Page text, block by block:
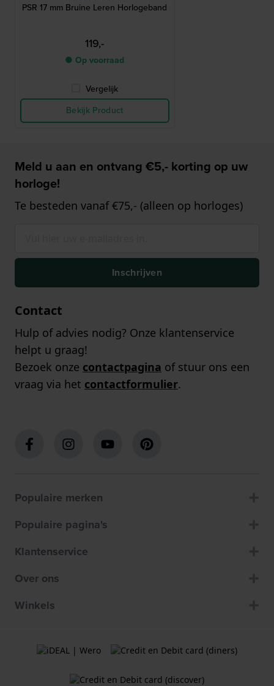
PSR 17 mm Bruine Leren Horlogeband
119,-
● Op voorraad
Vergelijk
Bekijk Product
Meld u aan en ontvang €5,- korting op uw
horloge!
Te besteden vanaf €75,- (alleen op horloges)
Inschrijven
Contact
Hulp of advies nodig? Onze klantenservice
helpt u graag!
Bezoek onze contactpagina of stuur ons een
vraag via het contactformulier.
Populaire merken
Populaire pagina's
Klantenservice
Over ons
Winkels